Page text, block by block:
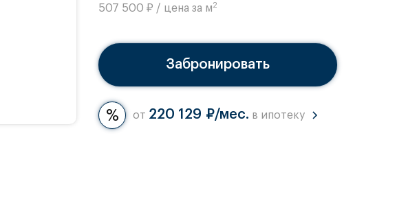
507 500 ₽ / цена за м2
Забронировать
от 220 129 ₽/мес. в ипотеку